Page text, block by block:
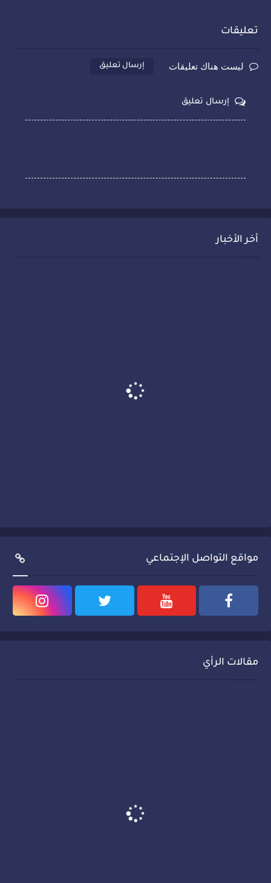
تعليقات
ليست هناك تعليقات إرسال تعليق
إرسال تعليق
أخر الأخبار
مواقع التواصل الإجتماعي
مقالات الرأي